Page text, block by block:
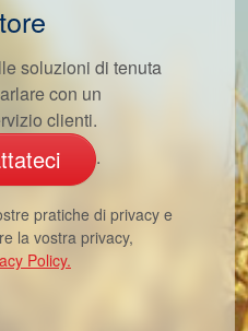
soluzioni di tenuta
con un
clienti.
.
pratiche di privacy e
la vostra privacy,
Policy.